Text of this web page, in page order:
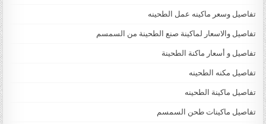
تفاصيل وسعر ماكينه عمل الطحينه
تفاصيل والاسعار لماكينة صنع الطحينة من السمسم
تفاصيل و أسعار ماكنة الطحينة
تفاصيل مكنه الطحينه
تفاصيل ماكينة الطحينه
تفاصيل ماكينات طحن السمسم